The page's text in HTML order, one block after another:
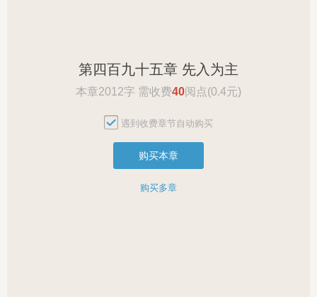
第四百九十五章 先入为主
本章2012字 需收费40阅点(0.4元)
遇到收费章节自动购买
购买本章
购买多章